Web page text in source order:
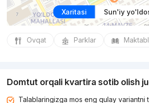
Xaritasi Sun'iy
Ovqat Parklar
Domtut orqali kvartira sotib olish
Talablaringizga mos eng qulay variantni